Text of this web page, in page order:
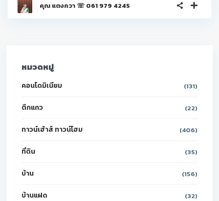
คุณ แตงกวา ☏ 061 979 4245
หมวดหมู่
คอนโดมิเนียม (131)
ตึกแถว (22)
ทาวน์เฮ้าส์ ทาวน์โฮม (406)
ที่ดิน (35)
บ้าน (156)
บ้านแฝด (32)